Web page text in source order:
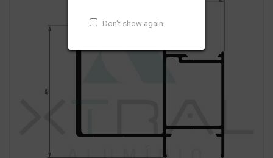
Don't show again